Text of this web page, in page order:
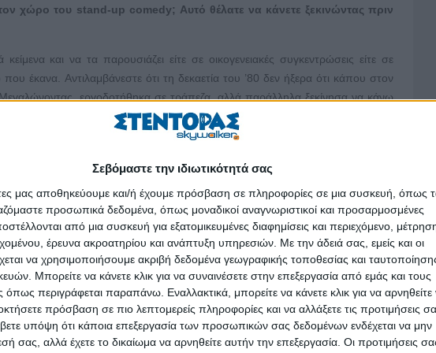
Σεβόμαστε την ιδιωτικότητά σας
μας αποθηκεύουμε και/ή έχουμε πρόσβαση σε πληροφορίες σε μια συσκευή, όπως
προσωπικά δεδομένα, όπως μοναδικοί αναγνωριστικοί και προσαρμοσμένες
από μια συσκευή για εξατομικευμένες διαφημίσεις και περιεχόμενο,
έρευνα ακροατηρίου και ανάπτυξη υπηρεσιών. Με την άδειά σας, εμείς και οι
να χρησιμοποιήσουμε ακριβή δεδομένα γεωγραφικής τοποθεσίας και
Μπορείτε να κάνετε κλικ για να συναινέσετε στην επεξεργασία από εμάς και τους
περιγράφεται παραπάνω. Εναλλακτικά, μπορείτε να κάνετε κλικ για να αρνηθείτε
πρόσβαση σε πιο λεπτομερείς πληροφορίες και να αλλάξετε τις προτιμήσεις
υπόψη ότι κάποια επεξεργασία των προσωπικών σας δεδομένων ενδέχεται να μην
σας, αλλά έχετε το δικαίωμα να αρνηθείτε αυτήν την επεξεργασία. Οι προτιμήσεις
χώρο του stand-up comedy; Αυτό θέλατε να κάνετε ξεκινώντας πριν
και να τα παρουσιάζει είτε σε οικογενειακές συγκεντρώσεις είτε σε
έκανα. Αντιλαμβάνεστε ότι τη δεκαετία του ’80 δεν ήξερα ότι κάπου στον
εργοδοτήθηκα σε τράπεζα, αλλά παράλληλα ξεκίνησα να κάνω
πήρα την απόφαση να αφοσιωθώ σε αυτό που αγαπούσα από μικρός,
αυτή η επιλογή σας;
τραπεζικός υπάλληλος υψηλά αμειβόμενος και απλά θα ήμουν ένας
στις δυνάμεις σου, δεν φτάνει μόνο αυτό βέβαια, όπως είπα και πριν,
ανταπόκριση στο κοινό;
της καθημερινότητας. Πράγματα που είτε βιώνω εγώ προσωπικά
πάντα με το στοιχείο της υπερβολής που χαρακτηρίζει τη σάτιρα, οπότε
γιατί είτε τα πέρασε ο ίδιος είτε τα είδε να συμβαίνουν στον περίγυρό του.